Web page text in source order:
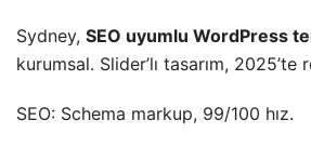
Sydney, SEO uyumlu WordPress
kurumsal. Slider’lı tasarım, 2025’te
SEO: Schema markup, 99/100 hız.